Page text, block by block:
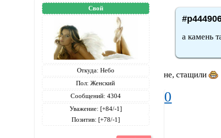
Свой
Откуда: Небо
Пол: Женский
Сообщений: 4304
Уважение: [+84/-1]
Позитив: [+78/-1]
а камень
не, стащили
0